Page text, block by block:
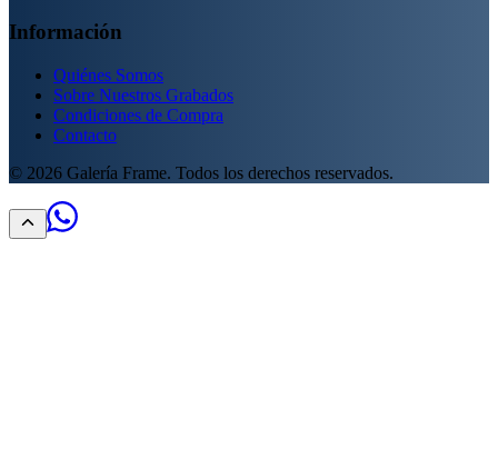
Información
Quiénes Somos
Sobre Nuestros Grabados
Condiciones de Compra
Contacto
© 2026 Galería Frame. Todos los derechos reservados.